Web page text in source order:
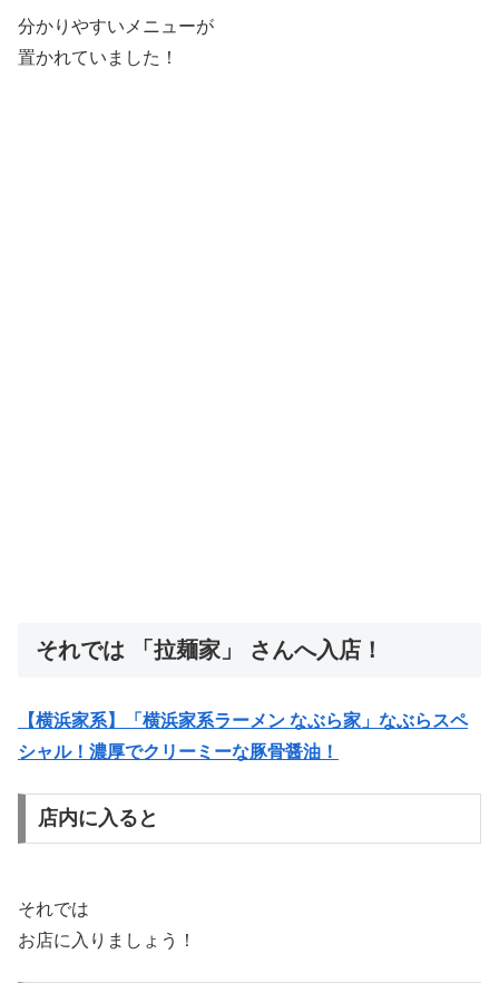
分かりやすいメニューが
置かれていました！
それでは 「拉麺家」 さんへ入店！
【横浜家系】「横浜家系ラーメン なぶら家」なぶらスペ
シャル！濃厚でクリーミーな豚骨醤油！
店内に入ると
それでは
お店に入りましょう！